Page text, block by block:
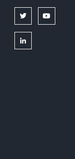
twitter
linkedin